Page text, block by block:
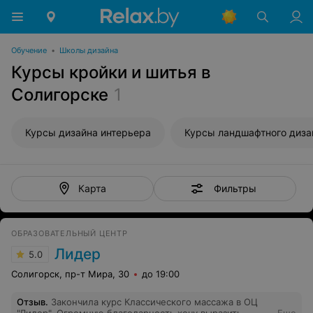
Обучение • Школы дизайна
Курсы кройки и шитья в
Солигорске 1
Курсы дизайна интерьера Курсы ландшафтного
Карта Фильтры
ОБРАЗОВАТЕЛЬНЫЙ ЦЕНТР
5.0 Лидер
Солигорск, пр-т Мира, 30 до 19:00
Отзыв. Закончила курс Классического массажа в ОЦ